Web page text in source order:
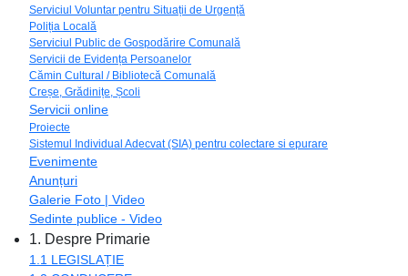
Serviciul Voluntar pentru Situații de Urgență
Poliția Locală
Serviciul Public de Gospodărire Comunală
Servicii de Evidența Persoanelor
Cămin Cultural / Bibliotecă Comunală
Creșe, Grădinițe, Școli
Servicii online
Proiecte
Sistemul Individual Adecvat (SIA) pentru colectare si epurare
Evenimente
Anunțuri
Galerie Foto | Video
Sedinte publice - Video
1. Despre Primarie
1.1 LEGISLAȚIE